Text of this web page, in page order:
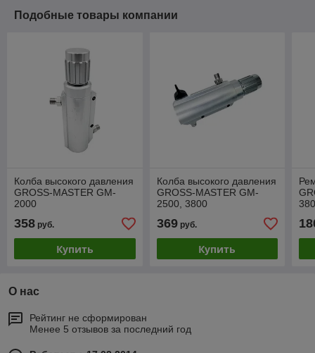
Подобные товары компании
Колба высокого давления
GROSS-MASTER GM-
2000
358 руб.
Купить
Колба высокого давления
GROSS-MASTER GM-
2500, 3800
369руб.
Купить
О нас
Рейтинг не сформирован
Менее 5 отзывов за последний год